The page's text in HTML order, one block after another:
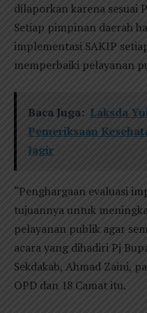
dilaporkan karena sesuai
Setiap pimpinan daerah
implementasi SAKIP
memperbaiki pelayanan
Baca Juga: Laksda
Pemeriksaan
Jagir
“Penghargaan evaluasi
tujuannya untuk
pelayanan publik agar
acara yang dihadiri Pj
Sekdakab, Ahmad Zaini,
OPD dan 18 Camat itu.